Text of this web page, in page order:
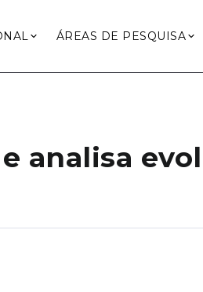
ÁREAS DE PESQUISA
analisa